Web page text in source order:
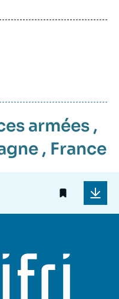
armées ,
, France